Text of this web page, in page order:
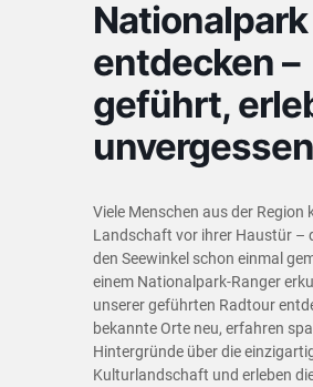
entdecken –
geführt,
unvergessen
Viele Menschen aus der Region
Landschaft vor ihrer Haustür –
den Seewinkel schon einmal
einem Nationalpark-Ranger
unserer geführten Radtour
bekannte Orte neu, erfahren
Hintergründe über die
Kulturlandschaft und erleben